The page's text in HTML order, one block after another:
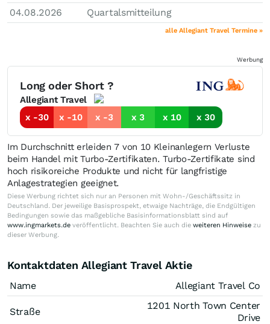
04.08.2026
Quartalsmitteilung
alle Allegiant Travel Termine »
Werbung
Long oder Short ?
Allegiant Travel
x -30
x -10 x -3 x 3 x 10 x 30
Im Durchschnitt erleiden 7 von 10 Kleinanlegern Verluste
beim Handel mit Turbo-Zertifikaten. Turbo-Zertifikate sind
hoch risikoreiche Produkte und nicht für langfristige
Anlagestrategien geeignet.
Diese Werbung richtet sich nur an Personen mit Wohn-/Geschäftssitz in
Deutschland. Der jeweilige Basisprospekt, etwaige Nachträge, die Endgültigen
Bedingungen sowie das maßgebliche Basisinformationsblatt sind auf
www.ingmarkets.de veröffentlicht. Beachten Sie auch die weiteren Hinweise zu
dieser Werbung.
Kontaktdaten Allegiant Travel Aktie
Name Allegiant Travel Co
Straße
1201 North Town Center
Drive